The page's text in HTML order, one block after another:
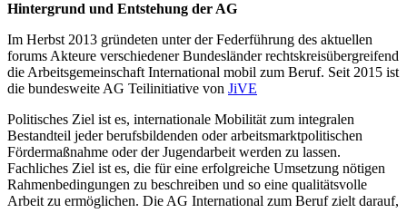
Hintergrund und Entstehung der AG
Im Herbst 2013 gründeten unter der Federführung des aktuellen
forums Akteure verschiedener Bundesländer rechtskreisübergreifend
die Arbeitsgemeinschaft International mobil zum Beruf. Seit 2015 ist
die bundesweite AG Teilinitiative von JiVE
Politisches Ziel ist es, internationale Mobilität zum integralen
Bestandteil jeder berufsbildenden oder arbeitsmarktpolitischen
Fördermaßnahme oder der Jugendarbeit werden zu lassen.
Fachliches Ziel ist es, die für eine erfolgreiche Umsetzung nötigen
Rahmenbedingungen zu beschreiben und so eine qualitätsvolle
Arbeit zu ermöglichen. Die AG International zum Beruf zielt darauf,